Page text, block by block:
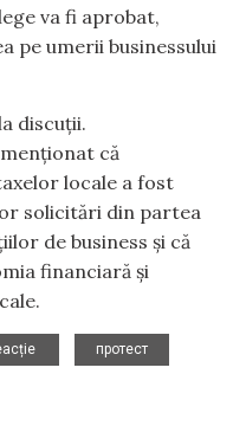
va fi aprobat,
pe umerii businessului
discuții.
că
locale a fost
solicitări din partea
de business și că
financiară și
протест